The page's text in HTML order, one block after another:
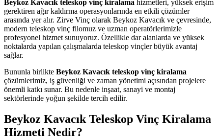
Beykoz Kavacık teleskop vinç kiralama hizmetleri, yüksek erişim
gerektiren ağır kaldırma operasyonlarında en etkili çözümler
arasında yer alır. Zirve Vinç olarak Beykoz Kavacık ve çevresinde,
modern teleskop vinç filomuz ve uzman operatörlerimizle
profesyonel hizmet sunuyoruz. Özellikle dar alanlarda ve yüksek
noktalarda yapılan çalışmalarda teleskop vinçler büyük avantaj
sağlar.
Bununla birlikte Beykoz Kavacık teleskop vinç kiralama
çözümlerimiz, iş güvenliği ve zaman yönetimi açısından projelere
önemli katkı sunar. Bu nedenle inşaat, sanayi ve montaj
sektörlerinde yoğun şekilde tercih edilir.
Beykoz Kavacık Teleskop Vinç Kiralama
Hizmeti Nedir?